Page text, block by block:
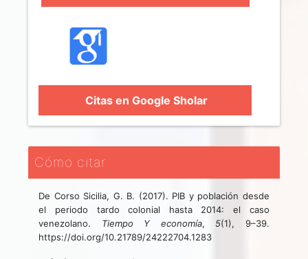
Citas en Google Sholar
Cómo citar
De Corso Sicilia, G. B. (2017). PIB y población desde
el periodo tardo colonial hasta 2014: el caso
venezolano. Tiempo Y economía, 5(1), 9–39.
https://doi.org/10.21789/24222704.1283